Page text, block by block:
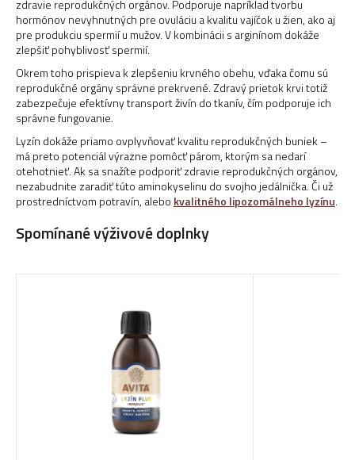
zdravie reprodukčných orgánov. Podporuje napríklad tvorbu
hormónov nevyhnutných pre ovuláciu a kvalitu vajíčok u žien, ako aj
pre produkciu spermií u mužov. V kombinácii s arginínom dokáže
zlepšiť pohyblivosť spermií.
Okrem toho prispieva k zlepšeniu krvného obehu, vďaka čomu sú
reprodukčné orgány správne prekrvené. Zdravý prietok krvi totiž
zabezpečuje efektívny transport živín do tkanív, čím podporuje ich
správne fungovanie.
Lyzín dokáže priamo ovplyvňovať kvalitu reprodukčných buniek –
má preto potenciál výrazne pomôcť párom, ktorým sa nedarí
otehotnieť. Ak sa snažíte podporiť zdravie reprodukčných orgánov,
nezabudnite zaradiť túto aminokyselinu do svojho jedálnička. Či už
prostredníctvom potravín, alebo kvalitného lipozomálneho lyzínu.
Spomínané výživové doplnky